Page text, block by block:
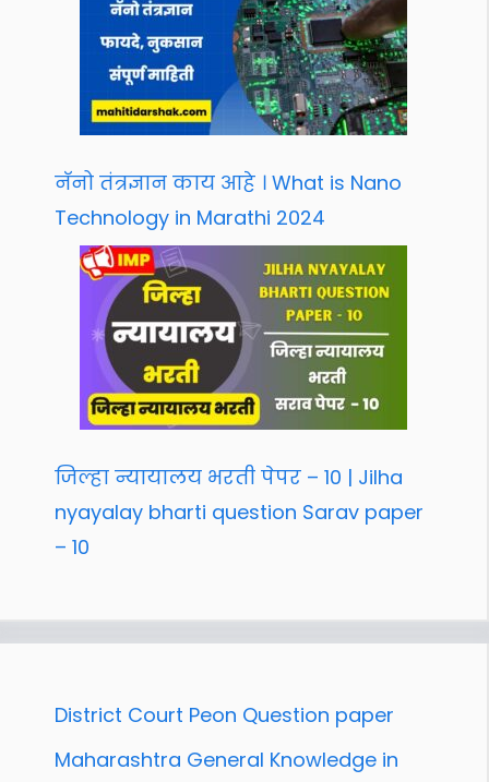
नॅनो तंत्रज्ञान काय आहे । What is Nano
Technology in Marathi 2024
जिल्हा न्यायालय भरती पेपर – 10 | Jilha
nyayalay bharti question Sarav paper
– 10
District Court Peon Question paper
Maharashtra General Knowledge in